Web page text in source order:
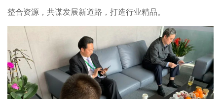
整合资源，共谋发展新道路，打造行业精品。